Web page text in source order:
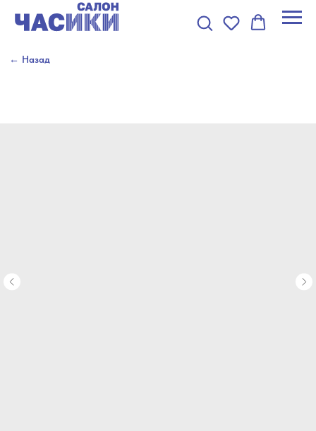
← Назад